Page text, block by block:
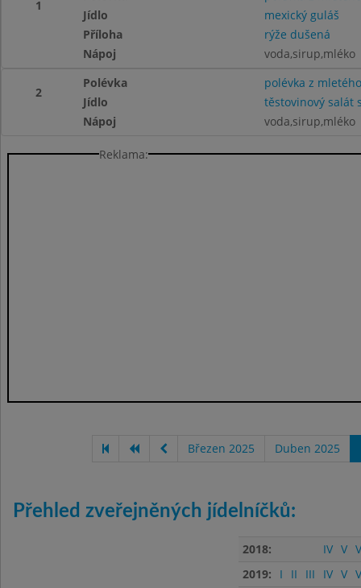
1
Jídlo
mexický guláš
Příloha
rýže dušená
Nápoj
voda,sirup,mléko
2
Polévka
polévka z
Jídlo
těstovinový salát
Nápoj
voda,sirup,mléko
Reklama:
Březen 2025 Duben 2025
Přehled zveřejněných jídelníčků:
2018: IV V
2019:
I II III IV V